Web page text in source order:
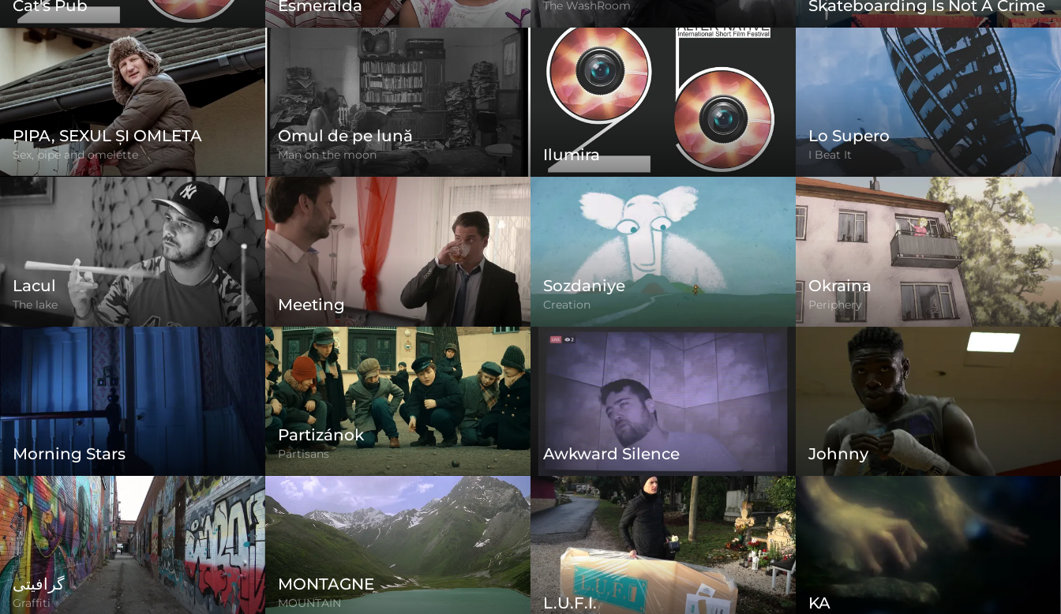
Cat's Pub Esmeralda The WashRoom Skateboarding Is Not A Crime
PIPA, SEXUL ȘI OMLETA
Sex, pipe and omelette
Omul de pe lună
Man on the moon Ilumira
Lo Supero
I Beat It
Lacul
The lake Meeting
Sozdaniye
Creation
Okraina
Periphery
Morning Stars
Partizánok
Partisans Awkward Silence Johnny
گرافیتی
Graffiti
MONTAGNE
MOUNTAIN L.U.F.I. KA